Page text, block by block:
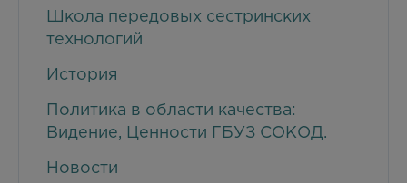
Школа передовых сестринских
технологий
История
Политика в области качества:
Видение, Ценности ГБУЗ СОКОД.
Новости